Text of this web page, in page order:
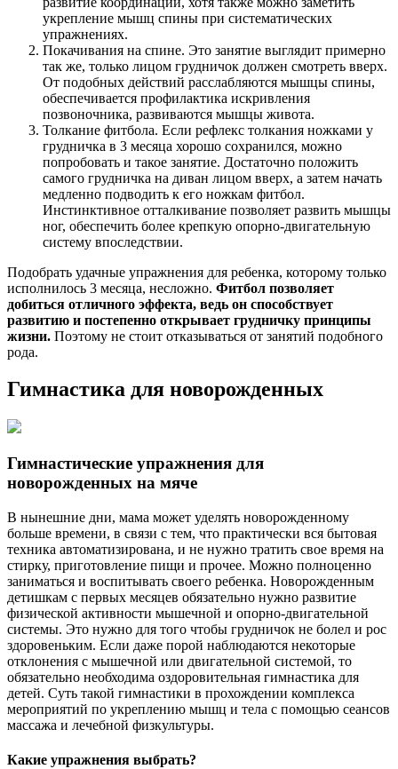
укрепление мышц спины при систематических
упражнениях.
Покачивания на спине. Это занятие выглядит примерно
так же, только лицом грудничок должен смотреть вверх.
От подобных действий расслабляются мышцы спины,
обеспечивается профилактика искривления
позвоночника, развиваются мышцы живота.
Толкание фитбола. Если рефлекс толкания ножками у
грудничка в 3 месяца хорошо сохранился, можно
попробовать и такое занятие. Достаточно положить
самого грудничка на диван лицом вверх, а затем начать
медленно подводить к его ножкам фитбол.
Инстинктивное отталкивание позволяет развить мышцы
ног, обеспечить более крепкую опорно-двигательную
систему впоследствии.
Подобрать удачные упражнения для ребенка, которому только
исполнилось 3 месяца, несложно. Фитбол позволяет
добиться отличного эффекта, ведь он способствует
развитию и постепенно открывает грудничку принципы
жизни. Поэтому не стоит отказываться от занятий подобного
рода.
Гимнастика для новорожденных
Гимнастические упражнения для
новорожденных на мяче
В нынешние дни, мама может уделять новорожденному
больше времени, в связи с тем, что практически вся бытовая
техника автоматизирована, и не нужно тратить свое время на
стирку, приготовление пищи и прочее. Можно полноценно
заниматься и воспитывать своего ребенка. Новорожденным
детишкам с первых месяцев обязательно нужно развитие
физической активности мышечной и опорно-двигательной
системы. Это нужно для того чтобы грудничок не болел и рос
здоровеньким. Если даже порой наблюдаются некоторые
отклонения с мышечной или двигательной системой, то
обязательно необходима оздоровительная гимнастика для
детей. Суть такой гимнастики в прохождении комплекса
мероприятий по укреплению мышц и тела с помощью сеансов
массажа и лечебной физкультуры.
Какие упражнения выбрать?